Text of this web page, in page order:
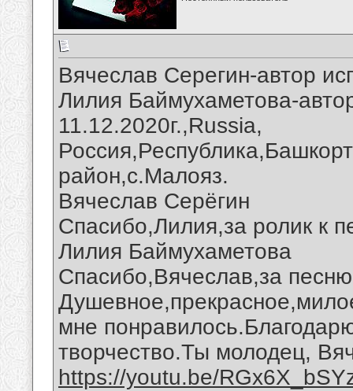
Вячеслав Серегин-автор
Лилия Баймухаметова-
11.12.2020г.,Russia,
район,с.Малояз.
Вячеслав Серёгин
Спасибо,Лилия,за ролик к
Лилия Баймухаметова
Спасибо,Вячеслав,за
мне
творчество.Ты молодец,
https://youtu.be/